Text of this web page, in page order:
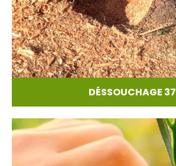
DÉSSOUCHAGE 37